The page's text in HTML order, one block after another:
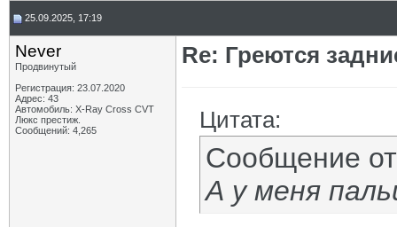
25.09.2025, 17:19
Never
Продвинутый
Регистрация: 23.07.2020
Адрес: 43
Автомобиль: X-Ray Cross CVT
Люкс престиж.
Сообщений: 4,265
Re: Греются
Цитата:
Сообщение
А у меня